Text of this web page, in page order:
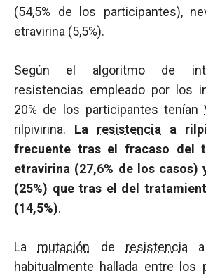
(54,5% de los participantes),
etravirina (5,5%).
Según el algoritmo de
resistencias empleado por los
20% de los participantes tenían
rilpivirina. La resistencia a
frecuente tras el fracaso del
etravirina (27,6% de los casos)
(25%) que tras el del
(14,5%).
La mutación de resistencia a
habitualmente hallada entre los